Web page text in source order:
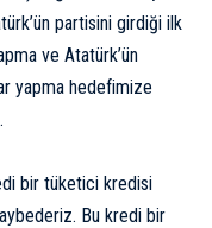
partisini girdiği ilk
ve Atatürk’ün
yapma hedefimize
bir tüketici kredisi
Bu kredi bir